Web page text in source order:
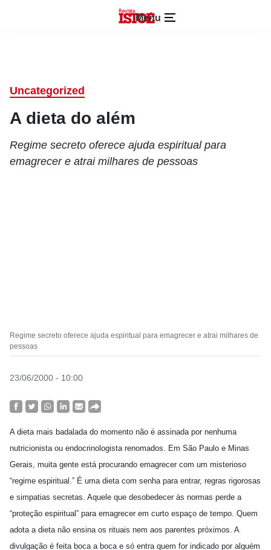
Menu
Uncategorized
A dieta do além
Regime secreto oferece ajuda espiritual para
emagrecer e atrai milhares de pessoas
Regime secreto oferece ajuda espiritual para emagrecer e atrai milhares de
pessoas
23/06/2000 - 10:00
A dieta mais badalada do momento não é assinada por nenhuma
nutricionista ou endocrinologista renomados. Em São Paulo e Minas
Gerais, muita gente está procurando emagrecer com um misterioso
“regime espiritual.” É uma dieta com senha para entrar, regras rigorosas
e simpatias secretas. Aquele que desobedecer às normas perde a
“proteção espiritual” para emagrecer em curto espaço de tempo. Quem
adota a dieta não ensina os rituais nem aos parentes próximos. A
divulgação é feita boca a boca e só entra quem for indicado por alguém